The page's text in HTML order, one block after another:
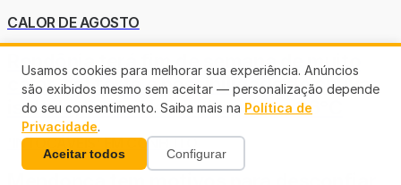
CALOR DE AGOSTO
Rondônia terá fim de semana de muito
calor, sol forte e possibilidade de chuva
isolada; Porto Velho chega aos 36°C
'INTOCÁVEIS' EM CONFLITO
Usamos cookies para melhorar sua experiência. Anúncios
são exibidos mesmo sem aceitar — personalização depende
do seu consentimento. Saiba mais na Política de
Privacidade.
Aceitar todos Configurar